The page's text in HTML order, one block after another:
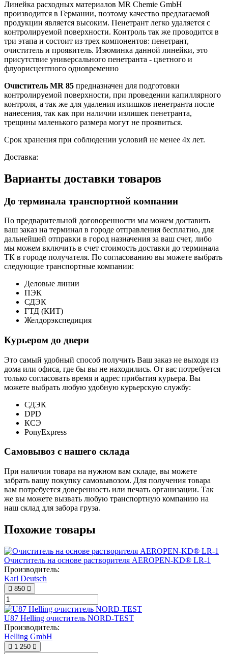
Линейка расходных материалов MR Chemie GmbH
производится в Германии, поэтому качество предлагаемой
продукции является высоким. Пенетрант легко удаляется с
контролируемой поверхности. Контроль так же проводится в
три этапа и состоит из трех компонентов: пенетрант,
очиститель и проявитель. Изюминка данной линейки, это
присутствие универсального пенетранта - цветного и
флуорисцентного одновременно
Очиститель MR 85 предназначен для подготовки
контролируемой поверхности, при проведении капиллярного
контроля, а так же для удаления излишков пенетранта после
нанесения, так как при наличии излишек пенетранта,
трещины маленького размера могут не проявиться.
Срок хранения при соблюдении условий не менее 4х лет.
Доставка:
Варианты доставки товаров
До терминала транспортной компании
По предварительной договоренности мы можем доставить
ваш заказ на терминал в городе отправления бесплатно, для
дальнейшей отправки в город назначения за ваш счет, либо
мы можем включить в счет стоимость доставки до терминала
ТК в городе получателя. По согласованию вы можете выбрать
следующие транспортные компании:
Деловые линии
ПЭК
СДЭК
ГТД (КИТ)
Желдорэкспедиция
Курьером до двери
Это самый удобный способ получить Ваш заказ не выходя из
дома или офиса, где бы вы не находились. От вас потребуется
только согласовать время и адрес прибытия курьера. Вы
можете выбрать любую удобную курьерскую службу:
СДЭК
DPD
КСЭ
PonyExpress
Самовывоз с нашего склада
При наличии товара на нужном вам складе, вы можете
забрать вашу покупку самовывозом. Для получения товара
вам потребуется доверенность или печать организации. Так
же вы можете вызвать любую транспортную компанию на
наш склад для забора груза.
Похожие товары
Очиститель на основе растворителя AEROPEN-KD® LR-1
Производитель:
Karl Deutsch
850
U87 Helling очиститель NORD-TEST
Производитель:
Helling GmbH
1 250